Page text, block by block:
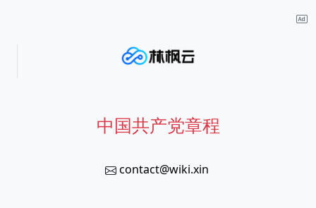
中国共产党章程
contact@wiki.xin